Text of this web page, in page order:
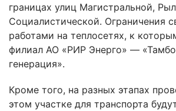
границах улиц Магистральной,
Социалистической. Ограничения
работами на теплосетях, к
филиал АО «РИР Энерго» —
генерация».
Кроме того, на разных этапах
этом участке для транспорта